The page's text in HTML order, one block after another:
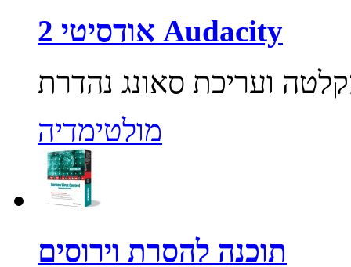
אודסיטי 2 Audacity
מולטימדיה
תוכנה להסרת וירוסים